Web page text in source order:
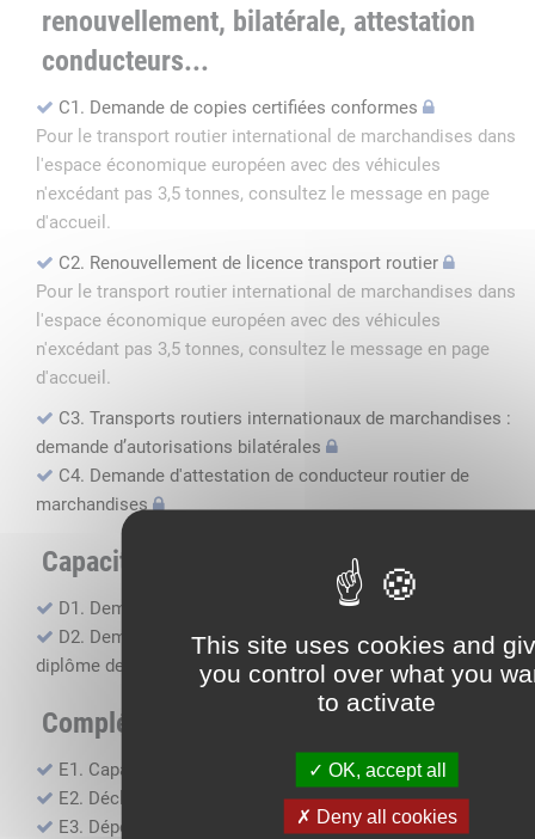
This site uses cookies and
you control over what you
to activate
OK, accept all
Deny all cookies
renouvellement, bilatérale, attestation
conducteurs...
C1. Demande de copies certifiées conformes
Pour le transport routier international de marchandises dans
l'espace économique européen avec des véhicules
n'excédant pas 3,5 tonnes, consultez le message en page
d'accueil.
C2. Renouvellement de licence transport routier
Pour le transport routier international de marchandises dans
l'espace économique européen avec des véhicules
n'excédant pas 3,5 tonnes, consultez le message en page
d'accueil.
C3. Transports routiers internationaux de marchandises :
demande d’autorisations bilatérales
C4. Demande d'attestation de conducteur routier de
marchandises
Capacité professionnelle
D1. Demande d’attestation de capacité professionnelle
D2. Demande de certificat attestant l'obtention du
diplôme de capacité professionnelle
Compléments, suivi financier
E1. Capacité financière
E2. Déclaration de sous-traitance
E3. Dépôt des comptes annuels